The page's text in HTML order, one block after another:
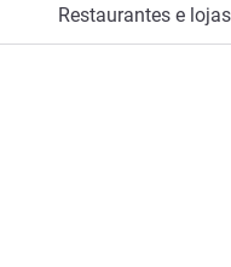
Restaurantes e